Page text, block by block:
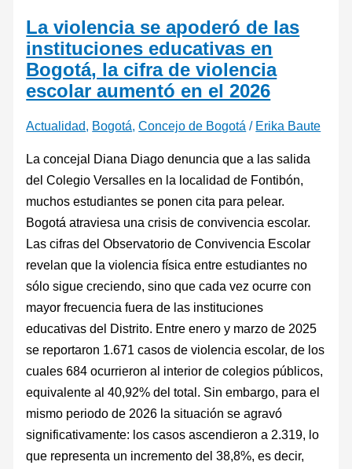
La violencia se apoderó de las
instituciones educativas en
Bogotá, la cifra de violencia
escolar aumentó en el 2026
Actualidad, Bogotá,Concejo de Bogotá / Erika Baute
La concejal Diana Diago denuncia que a las salida
del Colegio Versalles en la localidad de Fontibón,
muchos estudiantes se ponen cita para pelear.
Bogotá atraviesa una crisis de convivencia escolar.
Las cifras del Observatorio de Convivencia Escolar
revelan que la violencia física entre estudiantes no
sólo sigue creciendo, sino que cada vez ocurre con
mayor frecuencia fuera de las instituciones
educativas del Distrito. Entre enero y marzo de 2025
se reportaron 1.671 casos de violencia escolar, de los
cuales 684 ocurrieron al interior de colegios públicos,
equivalente al 40,92% del total. Sin embargo, para el
mismo periodo de 2026 la situación se agravó
significativamente: los casos ascendieron a 2.319, lo
que representa un incremento del 38,8%, es decir,
el
2026